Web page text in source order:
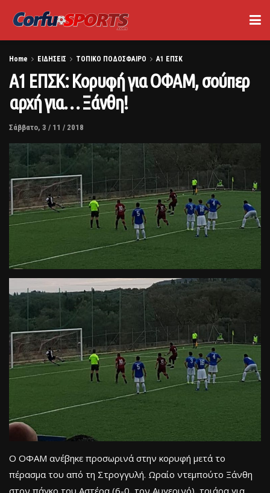
Home ΕΙΔΗΣΕΙΣ ΤΟΠΙΚΟ ΠΟΔΟΣΦΑΙΡΟ Α1 ΕΠΣΚ
Α1 ΕΠΣΚ: Κορυφή για ΟΦΑΜ, σούπερ
αρχή για… Ξάνθη!
Σάββατο, 3 / 11 / 2018
Ο ΟΦΑΜ ανέβηκε προσωρινά στην κορυφή μετά το
πέρασμα του από τη Στρογγυλή. Ωραίο ντεμπούτο Ξάνθη